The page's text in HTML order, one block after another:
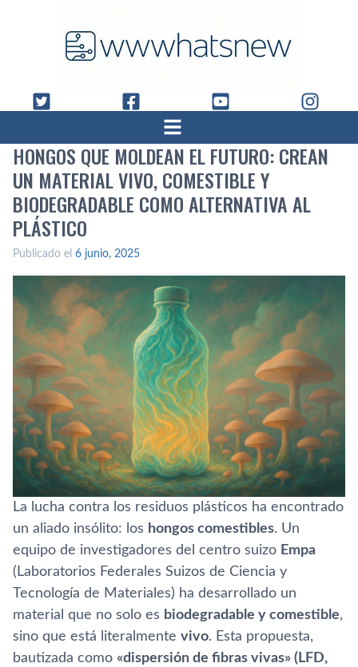
HONGOS QUE MOLDEAN EL FUTURO: CREAN
UN MATERIAL VIVO, COMESTIBLE Y
BIODEGRADABLE COMO ALTERNATIVA AL
PLÁSTICO
Publicado el 6 junio, 2025
La lucha contra los residuos plásticos ha encontrado
un aliado insólito: los hongos comestibles. Un
equipo de investigadores del centro suizo Empa
(Laboratorios Federales Suizos de Ciencia y
Tecnología de Materiales) ha desarrollado un
material que no solo es biodegradable y comestible,
sino que está literalmente vivo. Esta propuesta,
bautizada como «dispersión de fibras vivas» (LFD,